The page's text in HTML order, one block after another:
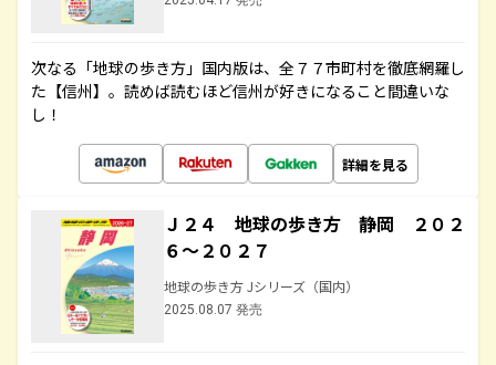
次なる「地球の歩き方」国内版は、全７７市町村を徹底網羅し
た【信州】。読めば読むほど信州が好きになること間違いな
し！
詳細を見る
Ｊ２４ 地球の歩き方 静岡 ２０２
６～２０２７
地球の歩き方 Jシリーズ（国内）
2025.08.07 発売